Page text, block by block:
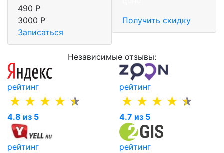
490 Р
3000 Р
Записаться
Получить скидку
Независимые отзывы:
рейтинг
4.8 из 5
рейтинг
4.7 из 5
рейтинг рейтинг